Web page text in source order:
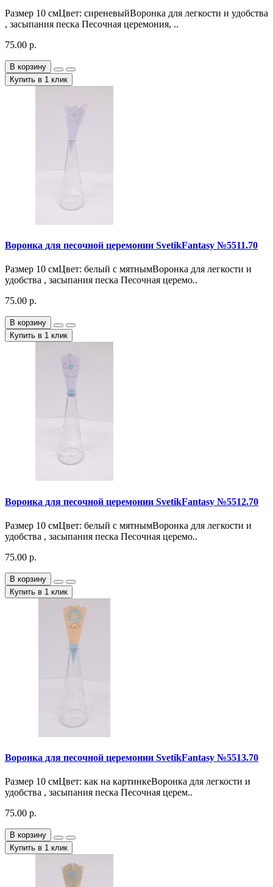
Размер 10 смЦвет: сиреневыйВоронка для легкости и удобства
, засыпания песка Песочная церемония, ..
75.00 р.
В корзину
Купить в 1 клик
Воронка для песочной церемонии SvetikFantasy №5511.70
Размер 10 смЦвет: белый с мятнымВоронка для легкости и
удобства , засыпания песка Песочная церемо..
75.00 р.
В корзину
Купить в 1 клик
Воронка для песочной церемонии SvetikFantasy №5512.70
Размер 10 смЦвет: белый с мятнымВоронка для легкости и
удобства , засыпания песка Песочная церемо..
75.00 р.
В корзину
Купить в 1 клик
Воронка для песочной церемонии SvetikFantasy №5513.70
Размер 10 смЦвет: как на картинкеВоронка для легкости и
удобства , засыпания песка Песочная церем..
75.00 р.
В корзину
Купить в 1 клик